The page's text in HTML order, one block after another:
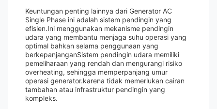
Keuntungan penting lainnya dari Generator AC
Single Phase ini adalah sistem pendingin yang
efisien.Ini menggunakan mekanisme pendingin
udara yang membantu menjaga suhu operasi yang
optimal bahkan selama penggunaan yang
berkepanjanganSistem pendingin udara memiliki
pemeliharaan yang rendah dan mengurangi risiko
overheating, sehingga memperpanjang umur
operasi generator.karena tidak memerlukan cairan
tambahan atau infrastruktur pendingin yang
kompleks.